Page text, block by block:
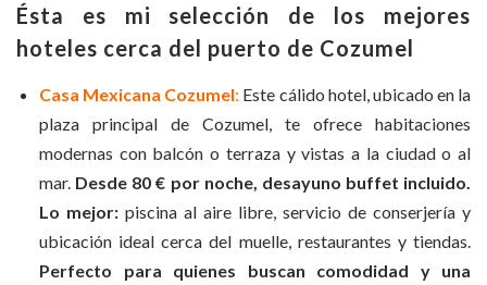
Ésta es mi selección de los mejores
hoteles cerca del puerto de Cozumel
Casa Mexicana Cozumel: Este cálido hotel, ubicado en la
plaza principal de Cozumel, te ofrece habitaciones
modernas con balcón o terraza y vistas a la ciudad o al
mar. Desde 80 € por noche, desayuno buffet incluido.
Lo mejor: piscina al aire libre, servicio de conserjería y
ubicación ideal cerca del muelle, restaurantes y tiendas.
Perfecto para quienes buscan comodidad y una